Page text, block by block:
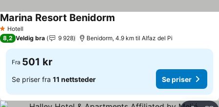
1 Stjerner
Hotell
Marina Resort Benidorm
8,2 Veldig bra 9 928 Benidorm, 4.9 km til Alfaz del Pi
Fra 501 kr
Se priser fra 11 nettsteder Se priser